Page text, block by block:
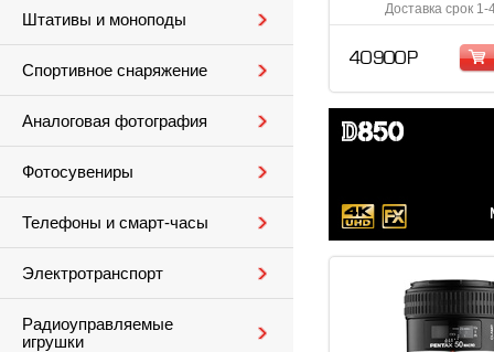
Штативы и моноподы
Спортивное снаряжение
Аналоговая фотография
Фотосувениры
Телефоны и смарт-часы
Электротранспорт
Радиоуправляемые
игрушки
Доставка срок 1-
40 900 Р